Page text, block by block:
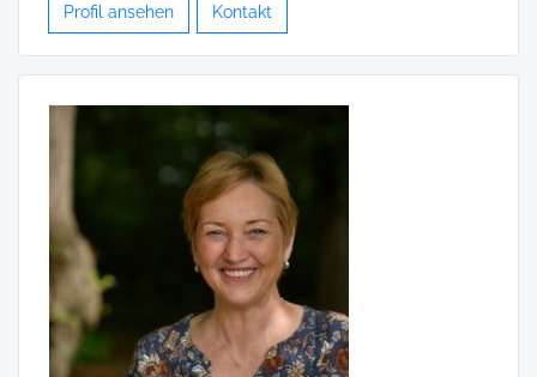
Profil ansehen Kontakt